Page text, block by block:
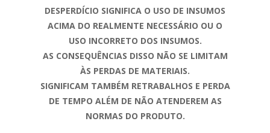
DESPERDÍCIO SIGNIFICA O USO DE INSUMOS
ACIMA DO REALMENTE NECESSÁRIO OU O
USO INCORRETO DOS INSUMOS.
AS CONSEQUÊNCIAS DISSO NÃO SE LIMITAM
ÀS PERDAS DE MATERIAIS.
SIGNIFICAM TAMBÉM RETRABALHOS E PERDA
DE TEMPO ALÉM DE NÃO ATENDEREM AS
NORMAS DO PRODUTO.